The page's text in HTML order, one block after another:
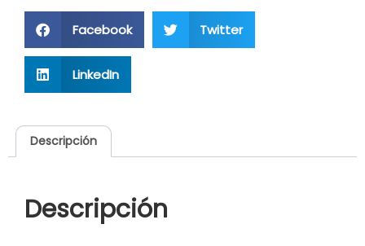
Facebook Twitter
LinkedIn
Descripción
Descripción